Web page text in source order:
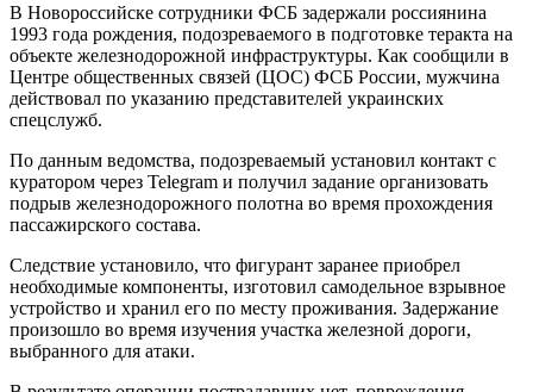
В Новороссийске сотрудники ФСБ задержали россиянина
1993 года рождения, подозреваемого в подготовке теракта на
объекте железнодорожной инфраструктуры. Как сообщили в
Центре общественных связей (ЦОС) ФСБ России, мужчина
действовал по указанию представителей украинских
спецслужб.
По данным ведомства, подозреваемый установил контакт с
куратором через Telegram и получил задание организовать
подрыв железнодорожного полотна во время прохождения
пассажирского состава.
Следствие установило, что фигурант заранее приобрел
необходимые компоненты, изготовил самодельное взрывное
устройство и хранил его по месту проживания. Задержание
произошло во время изучения участка железной дороги,
выбранного для атаки.